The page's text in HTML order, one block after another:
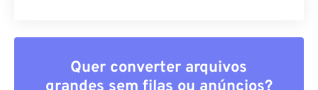
Quer converter arquivos